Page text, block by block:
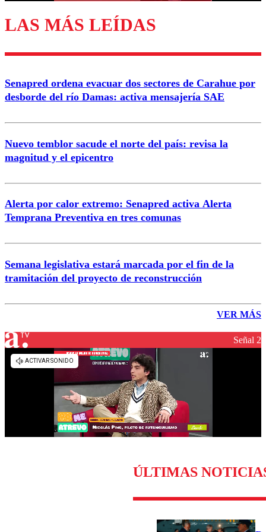
LAS MÁS LEÍDAS
Senapred ordena evacuar dos sectores de Carahue por
desborde del río Damas: activa mensajería SAE
Nuevo temblor sacude el norte del país: revisa la
magnitud y el epicentro
Alerta por calor extremo: Senapred activa Alerta
Temprana Preventiva en tres comunas
Semana legislativa estará marcada por el fin de la
tramitación del proyecto de reconstrucción
VER MÁS
Señal 2
ÚLTIMAS